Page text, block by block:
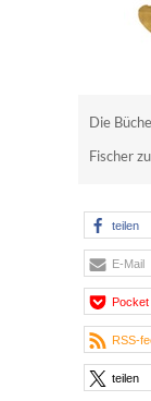
Die
Fischer
teilen
E-Mail
Pocket
RSS-
teilen